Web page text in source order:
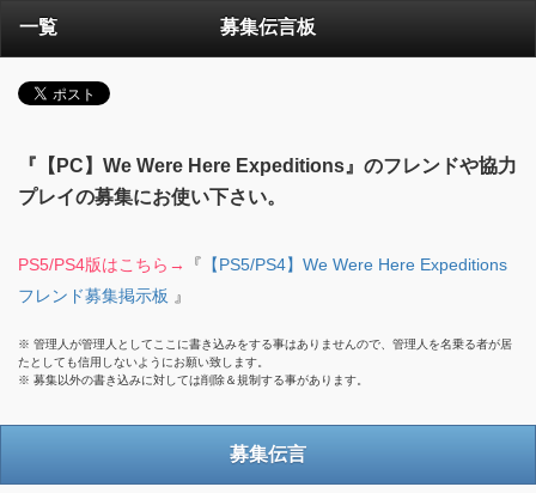
一覧 募集伝言板
『【PC】We Were Here Expeditions』のフレンドや協力
プレイの募集にお使い下さい。
PS5/PS4版はこちら→ 『 【PS5/PS4】We Were Here Expeditions
フレンド募集掲示板 』
※ 管理人が管理人としてここに書き込みをする事はありませんので、管理人を名乗る者が居
たとしても信用しないようにお願い致します。
※ 募集以外の書き込みに対しては削除＆規制する事があります。
募集伝言